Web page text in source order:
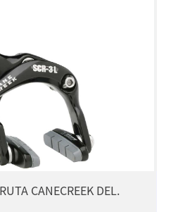
CANECREEK DEL.